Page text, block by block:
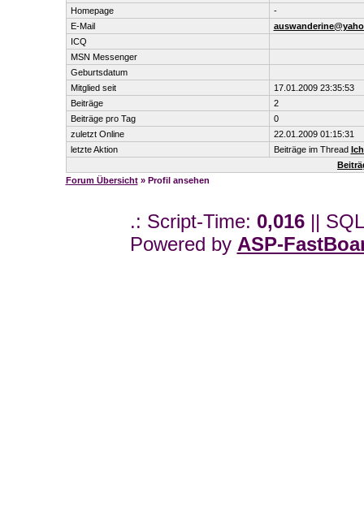
Homepage
-
E-Mail
ICQ
MSN Messenger
Geburtsdatum
Mitglied seit
17.01.2009 23:35:53
Beiträge
2
Beiträge pro Tag
0
zuletzt Online
22.01.2009 01:15:31
letzte Aktion
Beiträge im Thread
Forum Übersicht» Profil ansehen
.: Script-Time: 0,016||
Powered by ASP-